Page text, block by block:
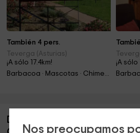
Nos preocupamos
También 4 pers.
Teverga (Asturias)
¡A sólo 17.4km!
Barbacoa · Mascotas · Chimenea · Jacuzzi
¡A sólo
Descripción de Apartamento